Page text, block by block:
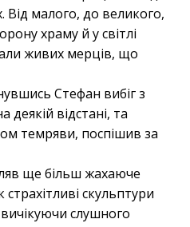
Від малого, до великого,
храму й у світлі
живих мерців, що
Стефан вибіг з
відстані, та
темряви, поспішив за
ще більш жахаюче
скульптури
слушного